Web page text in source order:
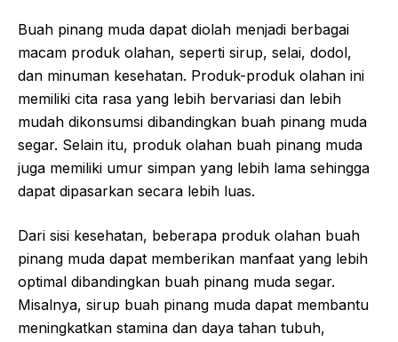
Buah pinang muda dapat diolah menjadi berbagai
macam produk olahan, seperti sirup, selai, dodol,
dan minuman kesehatan. Produk-produk olahan ini
memiliki cita rasa yang lebih bervariasi dan lebih
mudah dikonsumsi dibandingkan buah pinang muda
segar. Selain itu, produk olahan buah pinang muda
juga memiliki umur simpan yang lebih lama sehingga
dapat dipasarkan secara lebih luas.
Dari sisi kesehatan, beberapa produk olahan buah
pinang muda dapat memberikan manfaat yang lebih
optimal dibandingkan buah pinang muda segar.
Misalnya, sirup buah pinang muda dapat membantu
meningkatkan stamina dan daya tahan tubuh,